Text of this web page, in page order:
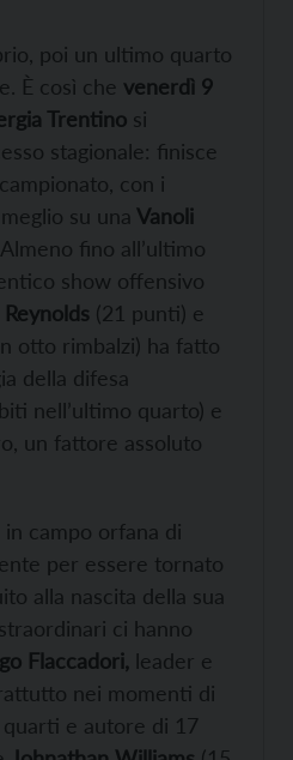
poi un ultimo quarto
È così che venerdì 9
Trentino si
stagionale: finisce
con i
su una Vanoli
fino all’ultimo
show offensivo
(21 punti) e
otto rimbalzi) ha fatto
della difesa
nell’ultimo quarto) e
un fattore assoluto
in campo orfana di
per essere tornato
alla nascita della sua
ci hanno
Flaccadori, leader e
nei momenti di
e autore di 17